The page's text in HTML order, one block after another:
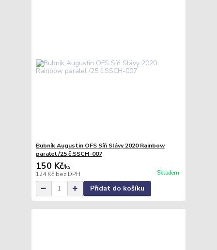
Bubník Augustin OFS Síň Slávy 2020 Rainbow
paralel /25 č.SSCH-007
150 Kč/ks
124 Kč bez DPH Skladem
Přidat do košíku